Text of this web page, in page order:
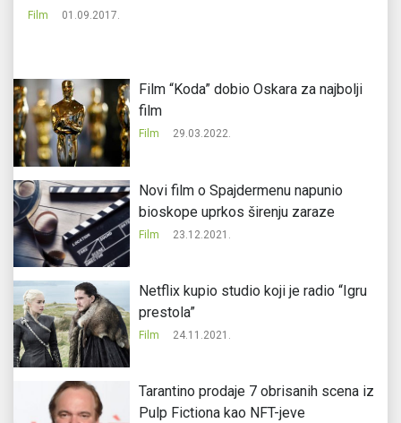
Film 01.09.2017.
Film “Koda” dobio Oskara za najbolji
film
Film 29.03.2022.
Novi film o Spajdermenu napunio
bioskope uprkos širenju zaraze
Film 23.12.2021.
Netflix kupio studio koji je radio “Igru
prestola”
Film 24.11.2021.
Tarantino prodaje 7 obrisanih scena iz
Pulp Fictiona kao NFT-jeve